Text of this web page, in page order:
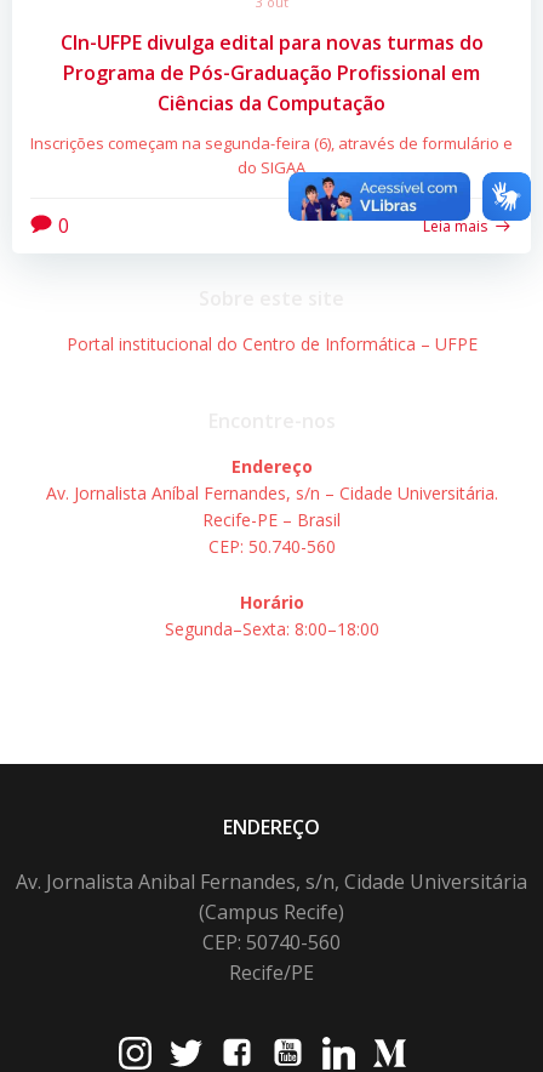
CIn-UFPE divulga edital para novas turmas do
Programa de Pós-Graduação Profissional em
Ciências da Computação
Inscrições começam na segunda-feira (6), através de formulário e
do SIGAA
0 Leia mais
Portal institucional do Centro de Informática – UFPE
Endereço
Av. Jornalista Aníbal Fernandes, s/n – Cidade Universitária.
Recife-PE – Brasil
CEP: 50.740-560
Horário
Segunda–Sexta: 8:00–18:00
ENDEREÇO
Av. Jornalista Anibal Fernandes, s/n, Cidade Universitária
(Campus Recife)
CEP: 50740-560
Recife/PE